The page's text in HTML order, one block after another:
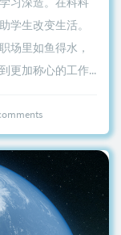
学生改变生活。
场里如鱼得水，
更加称心的工作...